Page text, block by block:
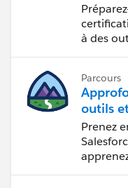
à des
Parcours
outils
Prenez